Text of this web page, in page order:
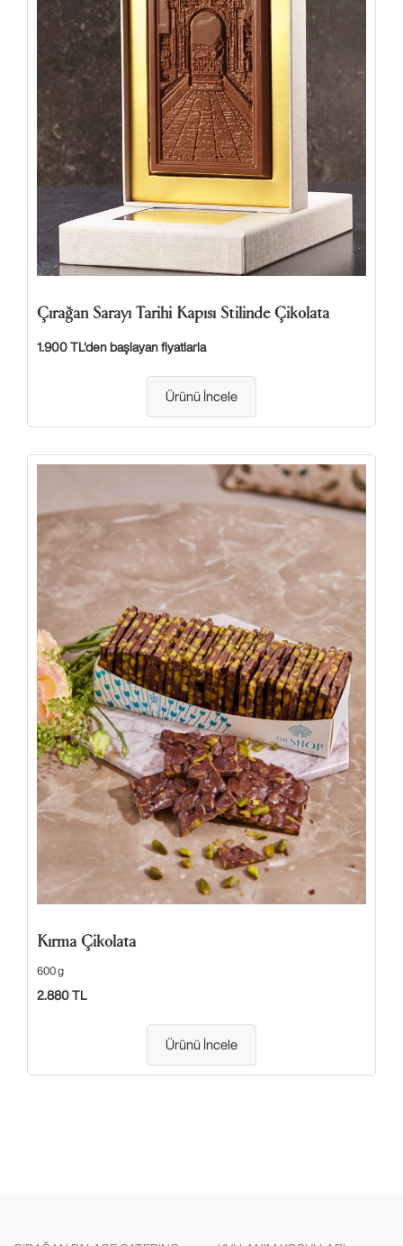
Çırağan Sarayı Tarihi Kapısı Stilinde Çikolata
1.900 TL'den başlayan fiyatlarla
Ürünü İncele
Kırma Çikolata
600 g
2.880 TL
Ürünü İncele